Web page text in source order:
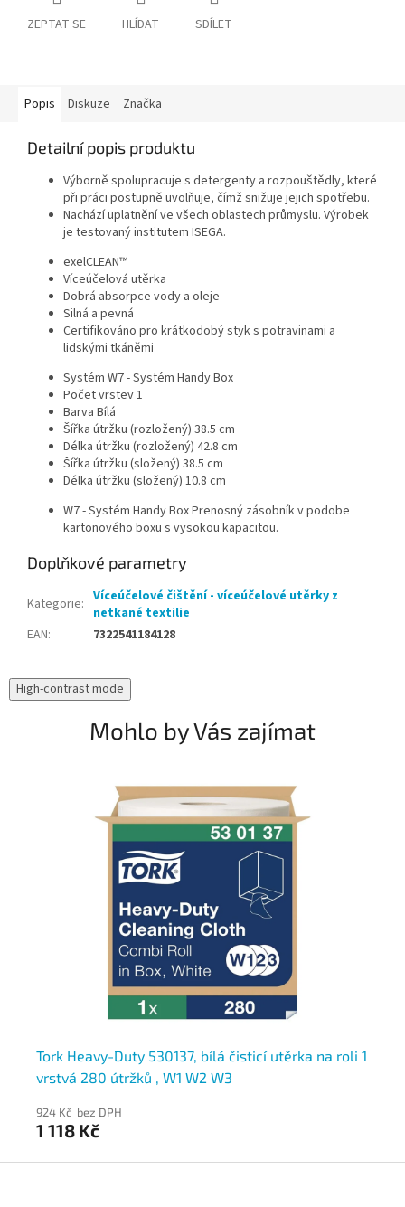
ZEPTAT SE HLÍDAT SDÍLET
Popis Diskuze Značka
Detailní popis produktu
Výborně spolupracuje s detergenty a rozpouštědly, které
při práci postupně uvolňuje, čímž snižuje jejich spotřebu.
Nachází uplatnění ve všech oblastech průmyslu. Výrobek
je testovaný institutem ISEGA.
exelCLEAN™
Víceúčelová utěrka
Dobrá absorpce vody a oleje
Silná a pevná
Certifikováno pro krátkodobý styk s potravinami a
lidskými tkáněmi
Systém W7 - Systém Handy Box
Počet vrstev1
Barva Bílá
Šířka útržku (rozložený) 38.5 cm
Délka útržku (rozložený) 42.8 cm
Šířka útržku (složený) 38.5 cm
Délka útržku (složený) 10.8 cm
W7 - Systém Handy Box Prenosný zásobník v podobe
kartonového boxu s vysokou kapacitou.
Doplňkové parametry
Kategorie: Víceúčelové čištění - víceúčelové utěrky z
netkané textilie
EAN: 7322541184128
High-contrast mode
Mohlo by Vás zajímat
Tork Heavy-Duty 530137, bílá čisticí utěrka na roli 1
vrstvá 280 útržků , W1 W2 W3
924 Kč bez DPH
1 118 Kč